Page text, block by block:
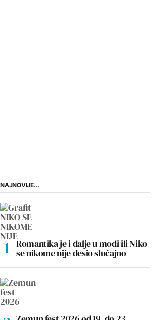
NAJNOVIJE...
Romantika je i dalje u modi ili Niko
se nikome nije desio slučajno